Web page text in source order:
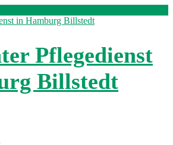
Pflegedienst
Billstedt